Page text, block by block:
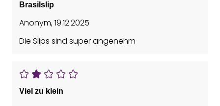
Brasilslip
Anonym,19.12.2025
Die Slips sind super angenehm
Viel zu klein